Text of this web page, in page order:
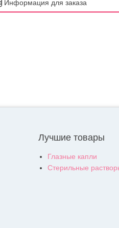
Информация для заказа
Лучшие товары
Глазные капли
Стерильные